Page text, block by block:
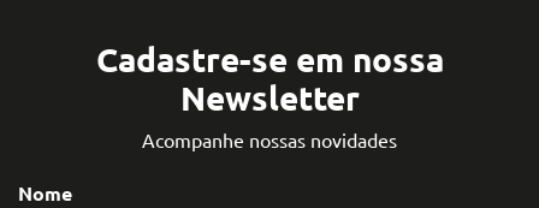
Cadastre-se em nossa
Newsletter
Acompanhe nossas novidades
Nome